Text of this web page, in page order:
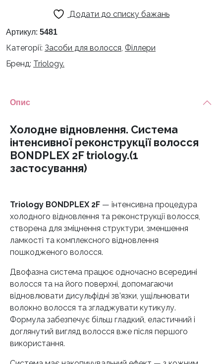
реконструкції
BONDPLEX
2F
застосування)
Додати до списку бажань
Артикул: 5481
Категорії: Засоби для волосся, Філлери
Бренд: Triology.
Опис
Холодне відновлення. Система
інтенсивної реконструкції волосся
BONDPLEX 2F triology.(1
застосування)
Triology BONDPLEX 2F — інтенсивна процедура
холодного відновлення та реконструкції волосся,
створена для зміцнення структури, зменшення
ламкості та комплексного відновлення
пошкодженого волосся.
Двофазна система працює одночасно всередині
волосся та на його поверхні, допомагаючи
відновлювати дисульфідні зв’язки, ущільнювати
волокно волосся та згладжувати кутикулу.
Формула забезпечує більш гладкий, еластичний і
доглянутий вигляд волосся вже після першого
використання.